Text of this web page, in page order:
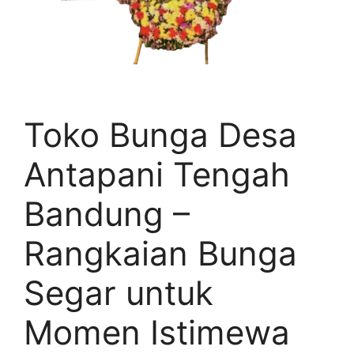
Toko Bunga Desa
Antapani Tengah
Bandung –
Rangkaian Bunga
Segar untuk
Momen Istimewa